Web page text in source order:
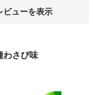
ビュー
わさび味